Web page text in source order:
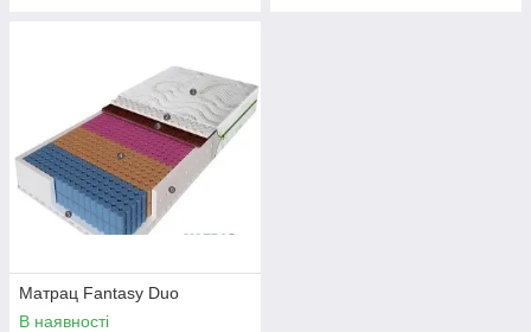
Матрац Fantasy Duo
В наявності